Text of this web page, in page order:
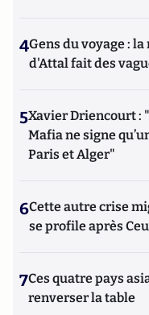
4Gens du voyage :
d'Attal fait des
5Xavier Driencourt :
Mafia ne signe
Paris et Alger"
6Cette autre crise
se profile après
7Ces quatre pays
renverser la table